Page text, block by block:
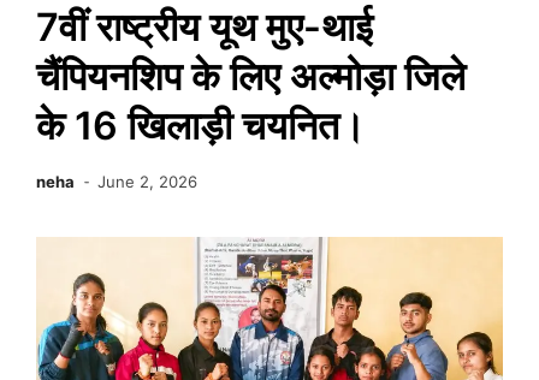
7वीं राष्ट्रीय यूथ मुए-थाई
चैंपियनशिप के लिए अल्मोड़ा जिले
के 16 खिलाड़ी चयनित।
neha June 2, 2026